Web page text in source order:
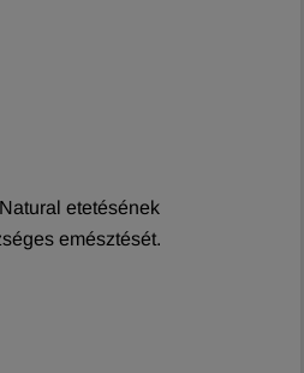
etetésének
emésztését.